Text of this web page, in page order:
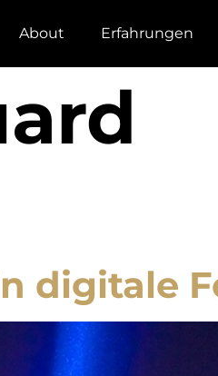
About Erfahrungen
digitale